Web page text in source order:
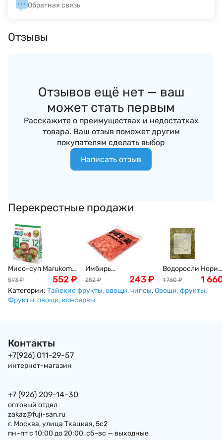
Обратная связь
Отзывы
Отзывов ещё нет — ваш
может стать первым
Расскажите о преимуществах и недостатках
товара. Ваш отзыв поможет другим
покупателям сделать выбор
Написать отзыв
Перекрестные продажи
Мисо-суп Marukome,
с пониженным
содержанием соли,
(тофу, вакаме и
зеленый лук), 12
593 ₽ 552₽
Имбирь
маринованный,
розовый, 1кг
252 ₽ 243₽
Водоросли Нори
жареные, 100
листов, 230 г
1 760 ₽ 1
Категории: Тайские фрукты, овощи, чипсы,Овощи, фрукты,
Фрукты, овощи, консервы
Контакты
+7(926) 011-29-57
интернет-магазин
+7 (926) 209-14-30
оптовый отдел
zakaz@fuji-san.ru
г. Москва, улица Ткацкая, 5с2
пн–пт с 10:00 до 20:00, сб–вс — выходные